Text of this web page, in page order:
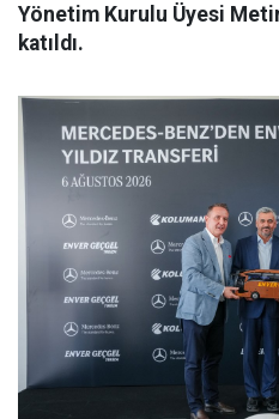
Yönetim Kurulu Üyesi
katıldı.